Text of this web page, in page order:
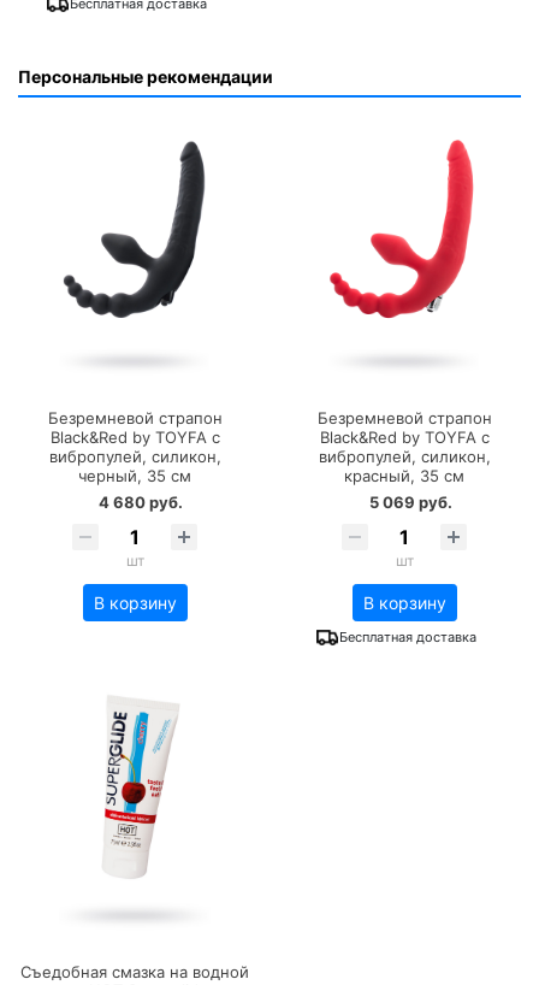
Персональные рекомендации
Безремневой страпон
Black&Red by TOYFA с
вибропулей, силикон,
черный, 35 см
4 680 руб.
шт
В корзину
Безремневой страпон
Black&Red by TOYFA с
вибропулей, силикон,
красный, 35 см
5 069 руб.
шт
В корзину
Бесплатная доставка
Съедобная смазка на водной